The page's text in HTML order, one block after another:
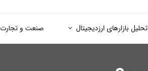
تحلیل بازارهای ارزدیجیتال صنعت و تجارت